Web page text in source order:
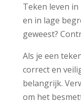
Teken leven
en in lage
geweest?
Als je een
correct en
belangrijk.
om het